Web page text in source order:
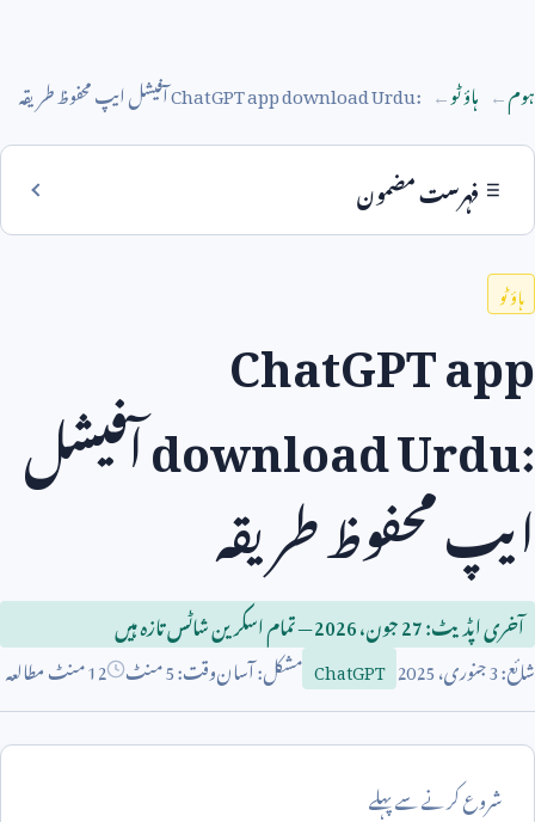
ہوم ہاؤ ٹو ChatGPT app download Urdu:آفیشل ایپ محفوظ طریقہ
فہرست مضمون
ہاؤ ٹو
ChatGPT app
download Urdu:آفیشل
ایپ محفوظ طریقہ
آخری اپڈیٹ:27جون،2026— تمام اسکرین شاٹس تازہ ہیں
شائع:3جنوری،2025
ChatGPT مشکل: آسانوقت:5منٹ 12 منٹ مطالعہ
شروع کرنے سے پہلے